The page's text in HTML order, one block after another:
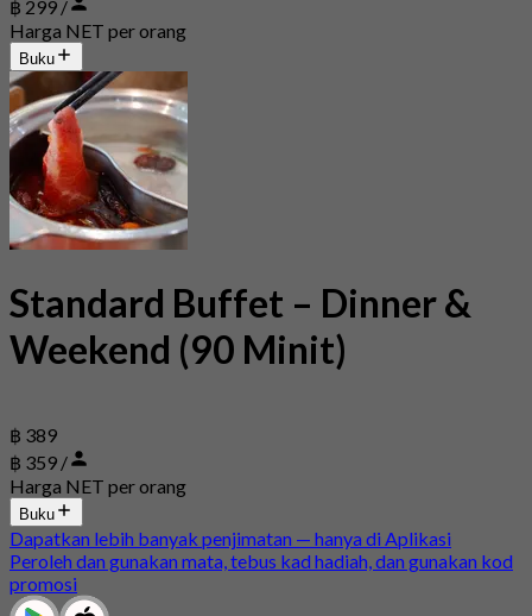
฿ 299 /
Harga NET per orang
Buku
Standard Buffet – Dinner &
Weekend (90 Minit)
฿ 389
฿ 359 /
Harga NET per orang
Buku
Dapatkan lebih banyak penjimatan — hanya di Aplikasi
Peroleh dan gunakan mata, tebus kad hadiah, dan gunakan kod
promosi